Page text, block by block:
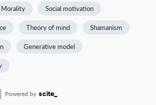
Morality Social motivation
Theory of mind Shamanism
Generative model
Powered by scite_